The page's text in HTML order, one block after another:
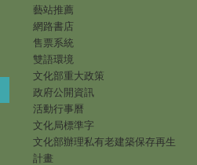
藝站推薦
網路書店
售票系統
雙語環境
文化部重大政策
政府公開資訊
活動行事曆
文化局標準字
文化部辦理私有老建築保存再生
計畫